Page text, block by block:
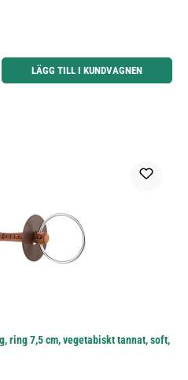
knapparna för att öka eller minska kvantiteten.
LÄGG TILL I KUNDVAGNEN
ring 7,5 cm, vegetabiskt tannat, soft,